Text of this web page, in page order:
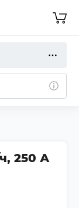
250 А